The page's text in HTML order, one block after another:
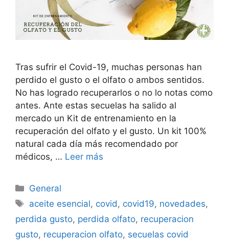
Tras sufrir el Covid-19, muchas personas han
perdido el gusto o el olfato o ambos sentidos.
No has logrado recuperarlos o no lo notas como
antes. Ante estas secuelas ha salido al
mercado un Kit de entrenamiento en la
recuperación del olfato y el gusto. Un kit 100%
natural cada día más recomendado por
médicos, … Leer más
Categorías
General
Etiquetas
aceite esencial, covid , covid19, novedades,
perdida gusto, perdida olfato, recuperacion
gusto, recuperacion olfato, secuelas covid